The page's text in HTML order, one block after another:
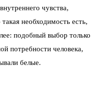
чувства,
необходимость есть,
подобный выбор только
потребности человека,
белые.